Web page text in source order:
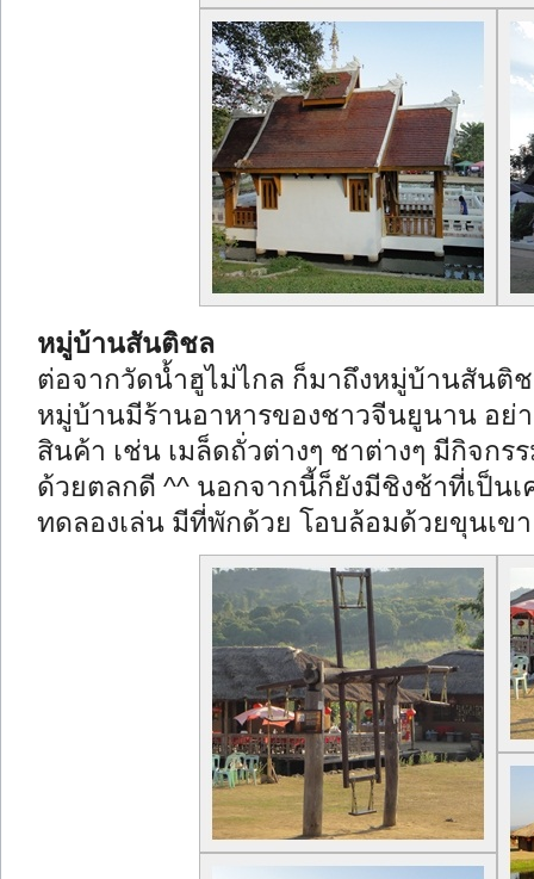
หมู่บ้านสันติชล
ต่อจากวัดน้ำฮูไม่ไกล ก็มาถึงหมู่บ้านสันติ
หมู่บ้านมีร้านอาหารของชาวจีนยูนาน อย่
สินค้า เช่น เมล็ดถั่วต่างๆ ชาต่างๆ มีกิจก
ด้วยตลกดี ^^ นอกจากนี้ก็ยังมีชิงช้าที่เป็น
ทดลองเล่น มีที่พักด้วย โอบล้อมด้วยขุนเข